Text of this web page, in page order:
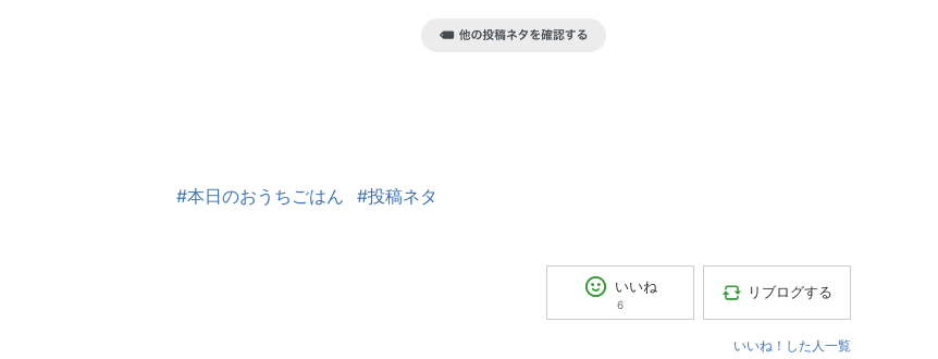
#本日のおうちごはん #投稿ネタ
いいね
6
リブログする
いいね！した人一覧